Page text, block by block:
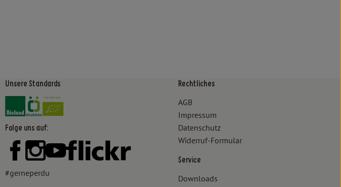
Unsere Standards
Externer Link zu https://www.bioland.de/verbraucher
Externer Link zu https://www.oekokiste.de/
Folge uns auf:
Externer Link zu https://www.facebook.com/lammertzhof/
Externer Link zu https://www.instagram.com/lammertzhof/
Externer Link zu https://www.youtube.com/channel/
Externer Link zu https://www.flickr.com/photos/
#gerneperdu
Rechtliches
AGB
Impressum
Datenschutz
Widerruf-Formular
Service
Downloads